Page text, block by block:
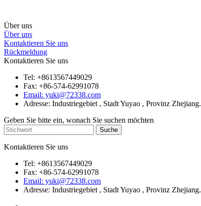
Über uns
Über uns
Kontaktieren Sie uns
Rückmeldung
Kontaktieren Sie uns
Tel: +8613567449029
Fax: +86-574-62991078
Email: yuki@72338.com
Adresse: Industriegebiet , Stadt Yuyao , Provinz Zhejiang.
Geben Sie bitte ein, wonach Sie suchen möchten
Kontaktieren Sie uns
Tel: +8613567449029
Fax: +86-574-62991078
Email: yuki@72338.com
Adresse: Industriegebiet , Stadt Yuyao , Provinz Zhejiang.